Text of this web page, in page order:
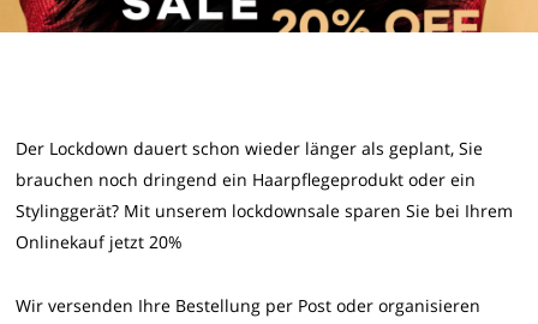
Der Lockdown dauert schon wieder länger als geplant, Sie
brauchen noch dringend ein Haarpflegeprodukt oder ein
Stylinggerät? Mit unserem lockdownsale sparen Sie bei Ihrem
Onlinekauf jetzt 20%
Wir versenden Ihre Bestellung per Post oder organisieren